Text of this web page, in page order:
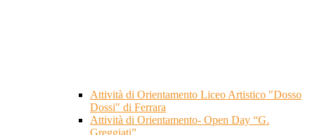
Attività di Orientamento Liceo Artistico "Dosso
Dossi" di Ferrara
Attività di Orientamento- Open Day “G.